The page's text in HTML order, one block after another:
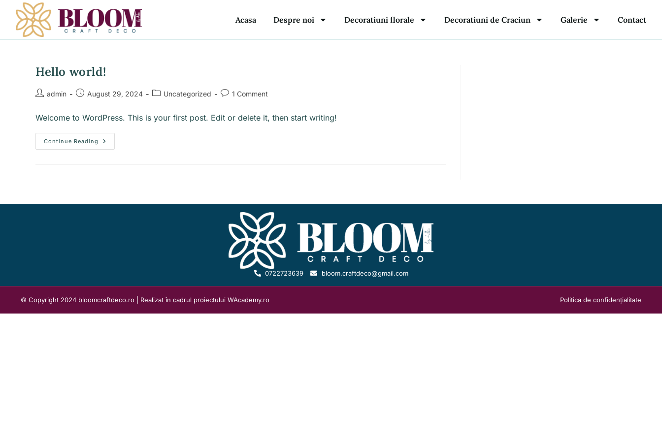
Acasa Despre noi Decoratiuni florale Decoratiuni de Craciun Galerie Contact
Hello world!
admin August 29, 2024 Uncategorized 1 Comment
Welcome to WordPress. This is your first post. Edit or delete it, then start writing!
Continue Reading
0722723639 bloom.craftdeco@gmail.com
© Copyright 2024 bloomcraftdeco.ro | Realizat în cadrul proiectului WAcademy.ro Politica de confidențialitate